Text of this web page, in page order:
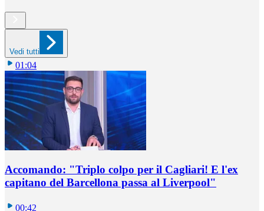
Vedi tutti
01:04
Accomando: "Triplo colpo per il Cagliari! E l'ex
capitano del Barcellona passa al Liverpool"
00:42